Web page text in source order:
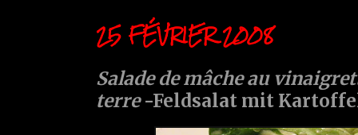
25 FÉVRIER 2008
Salade de mâche au
terre-Feldsalat mit